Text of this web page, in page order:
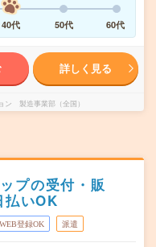
40代 50代 60代
詳しく見る
ン 製造事業部（全国）
プの受付・販
払いOK
WEB登録OK 派遣